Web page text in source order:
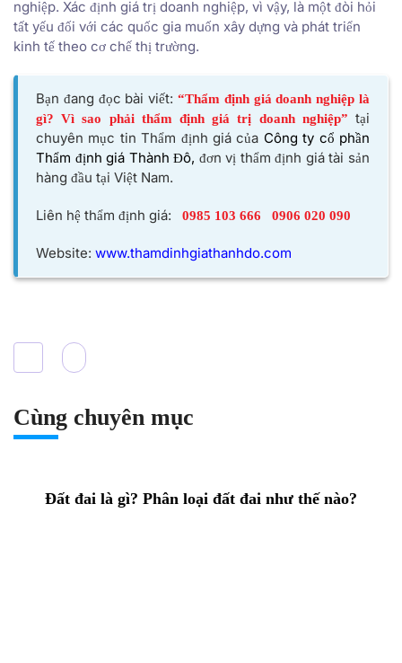
nghiệp. Xác định giá trị doanh nghiệp, vì vậy, là một đòi hỏi
tất yếu đối với các quốc gia muốn xây dựng và phát triển
kinh tế theo cơ chế thị trường.
Bạn đang đọc bài viết: “Thẩm định giá doanh nghiệp là
gì? Vì sao phải thẩm định giá trị doanh nghiệp”tại
chuyên mục tin Thẩm định giá của Công ty cổ phần
Thẩm định giá Thành Đô, đơn vị thẩm định giá tài sản
hàng đầu tại Việt Nam.
Liên hệ thẩm định giá: 0985 103 666 0906 020 090
Website: www.thamdinhgiathanhdo.com
Cùng chuyên mục
Đất đai là gì? Phân loại đất đai như thế nào?